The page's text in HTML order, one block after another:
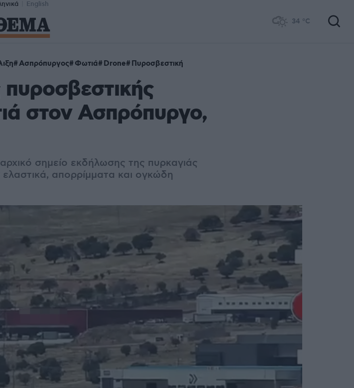
English
34 °C
Ασπρόπυργος Φωτιά Drone Πυροσβεστική
στον Ασπρόπυργο,
σημείο εκδήλωσης της πυρκαγιάς
απορρίμματα και ογκώδη